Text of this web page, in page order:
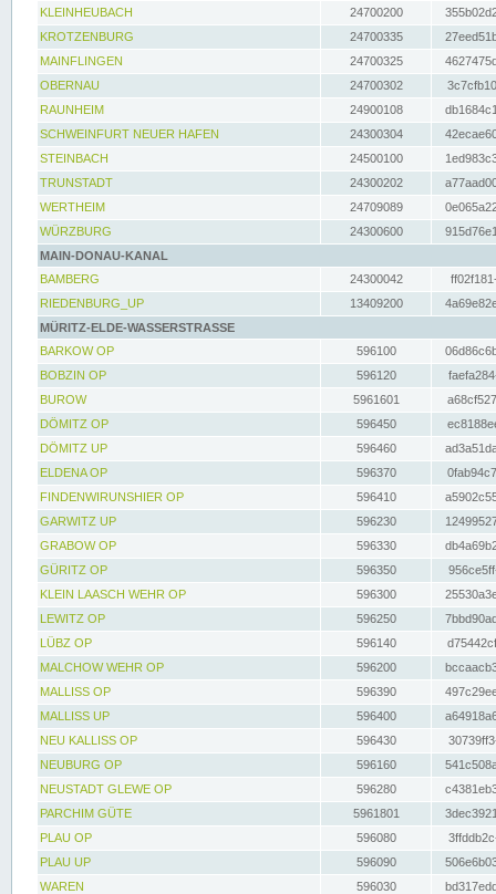
KLEINHEUBACH 24700200
KROTZENBURG
24700335
MAINFLINGEN
24700325
OBERNAU
24700302
RAUNHEIM
24900108
SCHWEINFURT NEUER HAFEN
24300304
STEINBACH
24500100
TRUNSTADT
24300202
WERTHEIM
24709089
WÜRZBURG
24300600
MAIN-DONAU-KANAL
BAMBERG
24300042
RIEDENBURG_UP
13409200
MÜRITZ-ELDE-WASSERSTRASSE
BARKOW OP
596100
BOBZIN OP
596120
BUROW
5961601
DÖMITZ OP
596450
DÖMITZ UP
596460
ELDENA OP
596370
FINDENWIRUNSHIER OP
596410
GARWITZ UP
596230
GRABOW OP
596330
GÜRITZ OP
596350
KLEIN LAASCH WEHR OP
596300
LEWITZ OP
596250
LÜBZ OP
596140
MALCHOW WEHR OP
596200
MALLISS OP
596390
MALLISS UP
596400
NEU KALLISS OP
596430
NEUBURG OP
596160
NEUSTADT GLEWE OP
596280
PARCHIM GÜTE
5961801
PLAU OP
596080
PLAU UP
596090
WAREN
596030